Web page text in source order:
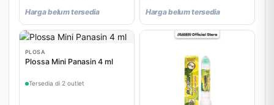
Harga belum tersedia Harga belum tersedia
PLOSA
Plossa Mini Panasin 4 ml
Tersedia di 2 outlet